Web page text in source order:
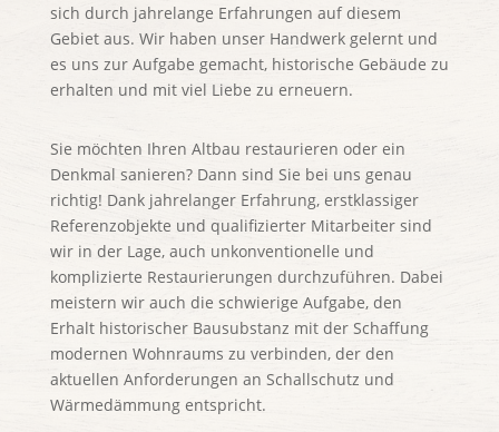
sich durch jahrelange Erfahrungen auf diesem
Gebiet aus. Wir haben unser Handwerk gelernt und
es uns zur Aufgabe gemacht, historische Gebäude zu
erhalten und mit viel Liebe zu erneuern.
Sie möchten Ihren Altbau restaurieren oder ein
Denkmal sanieren? Dann sind Sie bei uns genau
richtig! Dank jahrelanger Erfahrung, erstklassiger
Referenzobjekte und qualifizierter Mitarbeiter sind
wir in der Lage, auch unkonventionelle und
komplizierte Restaurierungen durchzuführen. Dabei
meistern wir auch die schwierige Aufgabe, den
Erhalt historischer Bausubstanz mit der Schaffung
modernen Wohnraums zu verbinden, der den
aktuellen Anforderungen an Schallschutz und
Wärmedämmung entspricht.